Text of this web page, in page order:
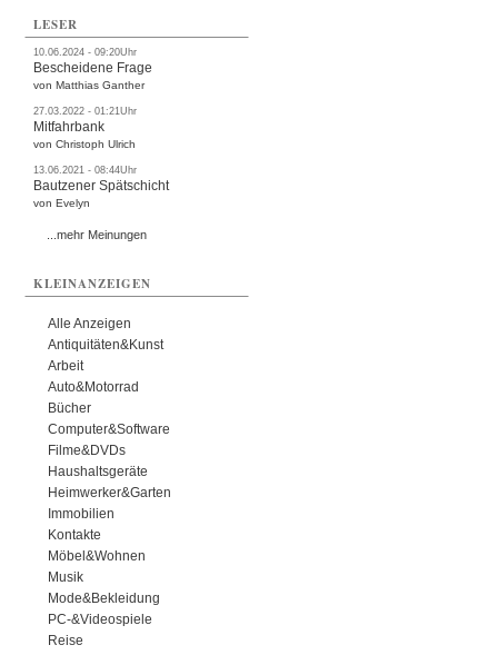
LESER
10.06.2024 - 09:20Uhr
Bescheidene Frage
von Matthias Ganther
27.03.2022 - 01:21Uhr
Mitfahrbank
von Christoph Ulrich
13.06.2021 - 08:44Uhr
Bautzener Spätschicht
von Evelyn
...mehr Meinungen
KLEINANZEIGEN
Alle Anzeigen
Antiquitäten&Kunst
Arbeit
Auto&Motorrad
Bücher
Computer&Software
Filme&DVDs
Haushaltsgeräte
Heimwerker&Garten
Immobilien
Kontakte
Möbel&Wohnen
Musik
Mode&Bekleidung
PC-&Videospiele
Reise